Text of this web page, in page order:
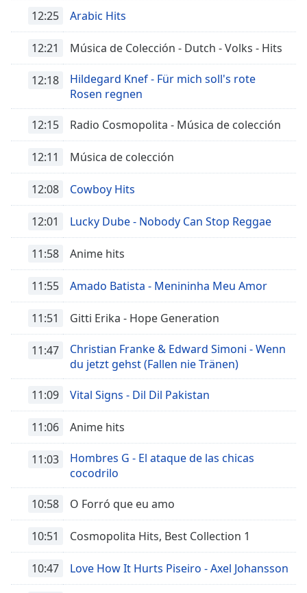
modal
window.
Beginning
window.
Escape
will
cancel
and
window.
Opacity
Background
Opacity
Caption
Opacity
12:25 Arabic Hits
12:21 Música de Colección - Dutch - Volks - Hits
12:18
Hildegard Knef - Für mich soll's rote
Rosen regnen
12:15 Radio Cosmopolita - Música de colección
12:11 Música de colección
12:08 Cowboy Hits
12:01 Lucky Dube - Nobody Can Stop Reggae
11:58 Anime hits
11:55 Amado Batista - Menininha Meu Amor
11:51 Gitti Erika - Hope Generation
11:47
Christian Franke & Edward Simoni - Wenn
du jetzt gehst (Fallen nie Tränen)
11:09 Vital Signs - Dil Dil Pakistan
11:06 Anime hits
11:03
Hombres G - El ataque de las chicas
cocodrilo
10:58 O Forró que eu amo
10:51 Cosmopolita Hits, Best Collection 1
10:47 Love How It Hurts Piseiro - Axel Johansson